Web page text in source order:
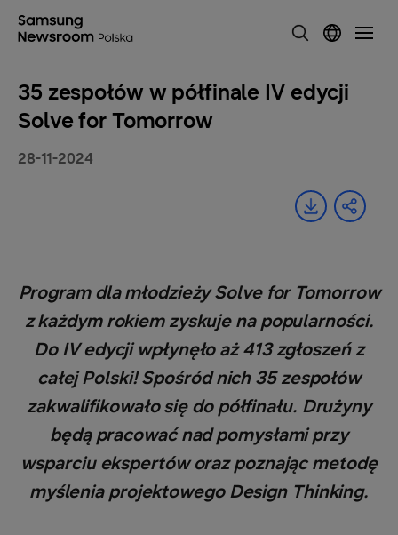
‎35 zespołów w półfinale IV edycji
Solve for Tomorrow
28-11-2024
Program dla młodzieży Solve for Tomorrow
z każdym rokiem zyskuje na popularności.
‎Do IV edycji wpłynęło aż 413 zgłoszeń z
całej Polski! Spośród nich 35 zespołów
‎zakwalifikowało się do półfinału. Drużyny
będą pracować nad pomysłami przy
‎wsparciu ekspertów oraz poznając metodę
myślenia projektowego Design Thinking.‎